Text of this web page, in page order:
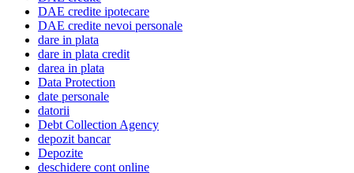
DAE credite ipotecare
DAE credite nevoi personale
dare in plata
dare in plata credit
darea in plata
Data Protection
date personale
datorii
Debt Collection Agency
depozit bancar
Depozite
deschidere cont online